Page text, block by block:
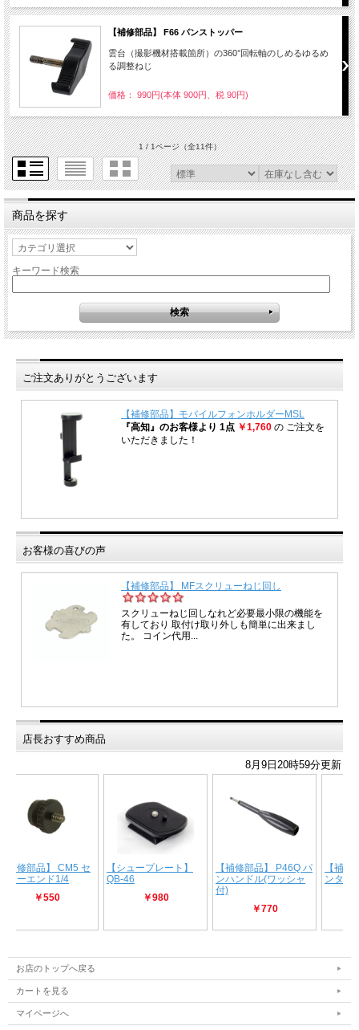
【補修部品】 F66 パンストッパー
雲台（撮影機材搭載箇所）の360°回転軸のしめるゆるめ
る調整ねじ
価格： 990円(本体 900円、税 90円)
1 / 1ページ（全11件）
商品を探す
キーワード検索
ご注文ありがとうございます
お客様の喜びの声
店長おすすめ商品
お店のトップへ戻る
カートを見る
マイページへ